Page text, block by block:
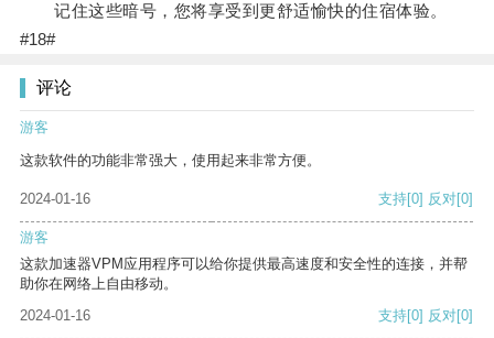
记住这些暗号，您将享受到更舒适愉快的住宿体验。
#18#
评论
游客
这款软件的功能非常强大，使用起来非常方便。
2024-01-16 支持[0] 反对[0]
游客
这款加速器VPM应用程序可以给你提供最高速度和安全性的连接，并帮
助你在网络上自由移动。
2024-01-16
支持[0] 反对[0]